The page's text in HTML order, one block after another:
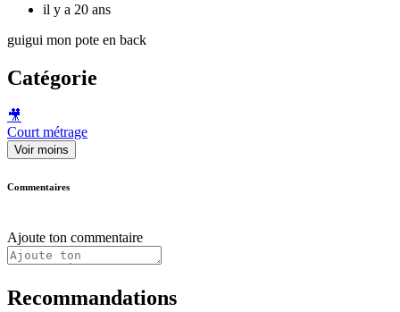
il y a 20 ans
guigui mon pote en back
Catégorie
🎥
Court métrage
Voir moins
Commentaires
Ajoute ton commentaire
Recommandations